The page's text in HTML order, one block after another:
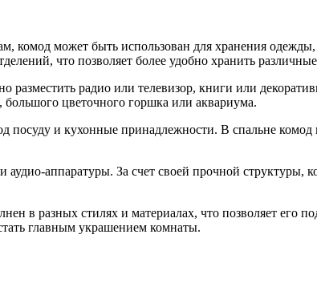
может быть использован для хранения одежды,
что позволяет более удобно хранить
радио или телевизор, книги или
цветочного горшка или аквариума.
посуду и кухонные принадлежности. В спальне
аппаратуры. За счет своей прочной структуры,
в разных стилях и материалах, что позволяет его
главным украшением комнаты.